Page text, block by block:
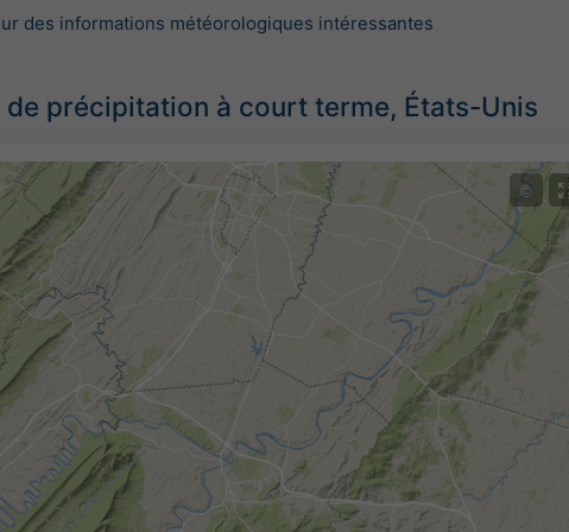
des informations météorologiques intéressantes
de précipitation à court terme, États-Unis
©